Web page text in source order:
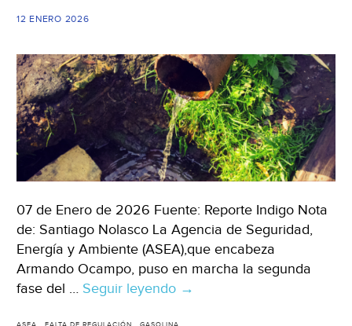
12 ENERO 2026
07 de Enero de 2026 Fuente: Reporte Indigo Nota
de: Santiago Nolasco La Agencia de Seguridad,
Energía y Ambiente (ASEA),que encabeza
Armando Ocampo, puso en marcha la segunda
fase del … Seguir leyendo México-
→